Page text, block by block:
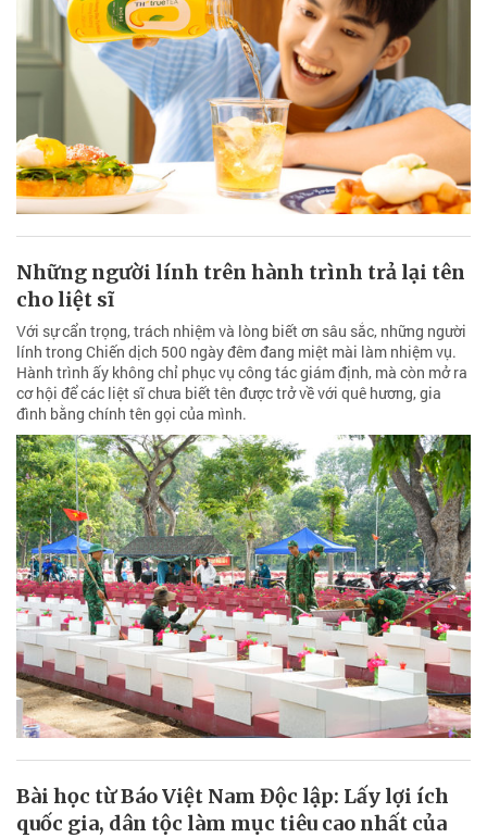
Những người lính trên hành trình trả lại tên
cho liệt sĩ
Với sự cẩn trọng, trách nhiệm và lòng biết ơn sâu sắc, những người
lính trong Chiến dịch 500 ngày đêm đang miệt mài làm nhiệm vụ.
Hành trình ấy không chỉ phục vụ công tác giám định, mà còn mở ra
cơ hội để các liệt sĩ chưa biết tên được trở về với quê hương, gia
đình bằng chính tên gọi của mình.
Bài học từ Báo Việt Nam Độc lập: Lấy lợi ích
quốc gia, dân tộc làm mục tiêu cao nhất của